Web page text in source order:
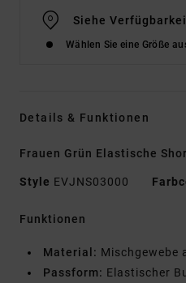
Siehe
Wählen Sie eine Größe
Details & Funktionen
Frauen Grün Elastische
Style EVJNS03000
Funktionen
Material: Mischgewebe
Passform: Elastischer